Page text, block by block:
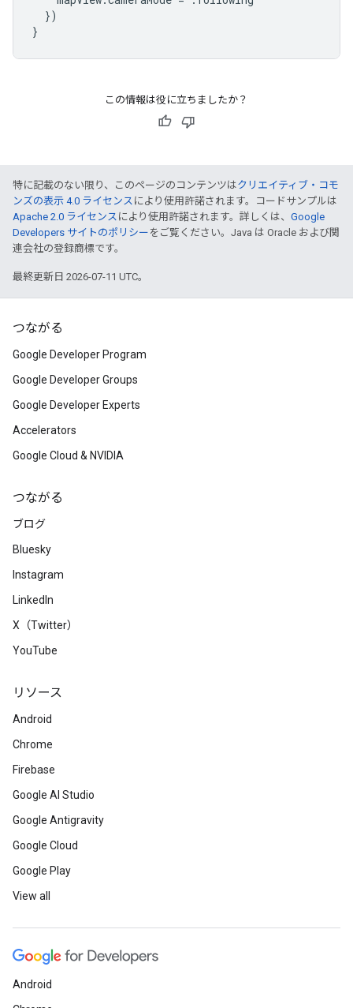
})
}
この情報は役に立ちましたか？
特に記載のない限り、このページのコンテンツはクリエイティブ・コモ
ンズの表示 4.0 ライセンス により使用許諾されます。コードサンプルは
Apache 2.0 ライセンス により使用許諾されます。詳しくは、 Google
Developers サイトのポリシー をご覧ください。Java は Oracle および関
連会社の登録商標です。
最終更新日 2026-07-11 UTC。
つながる
Google Developer Program
Google Developer Groups
Google Developer Experts
Accelerators
Google Cloud & NVIDIA
つながる
ブログ
Bluesky
Instagram
LinkedIn
X（Twitter）
YouTube
リソース
Android
Chrome
Firebase
Google AI Studio
Google Antigravity
Google Cloud
Google Play
View all
Android